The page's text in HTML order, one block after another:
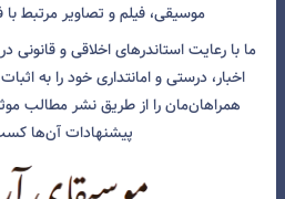
موسیقی، فیلم و تصاویر مرتبط
ما با رعایت استاندرهای اخلاقی و قانونی
اخبار، درستی و امانتداری خود را به
همراهان‌مان را از طریق نشر مطالب
پیشنهادات آن‌ها